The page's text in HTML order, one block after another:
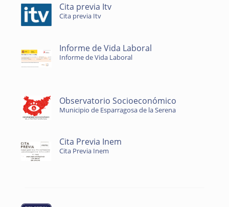
Cita previa Itv
Cita previa Itv
Informe de Vida Laboral
Informe de Vida Laboral
Observatorio Socioeconómico
Municipio de Esparragosa de la Serena
Cita Previa Inem
Cita Previa Inem